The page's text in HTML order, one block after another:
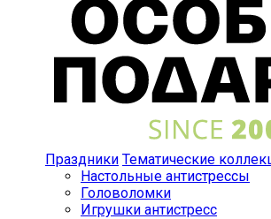
Праздники Тематические
Настольные антистрессы
Головоломки
Игрушки антистресс